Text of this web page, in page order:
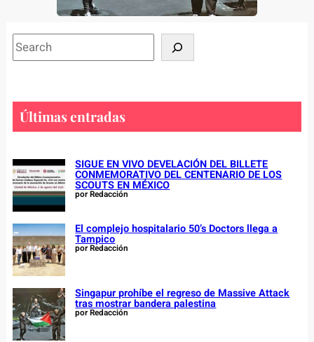
S
e
h
Últimas entradas
SIGUE EN VIVO DEVELACIÓN DEL BILLETE
CONMEMORATIVO DEL CENTENARIO DE LOS
SCOUTS EN MÉXICO
por Redacción
El complejo hospitalario 50’s Doctors llega a
Tampico
por Redacción
Singapur prohíbe el regreso de Massive Attack
tras mostrar bandera palestina
por Redacción